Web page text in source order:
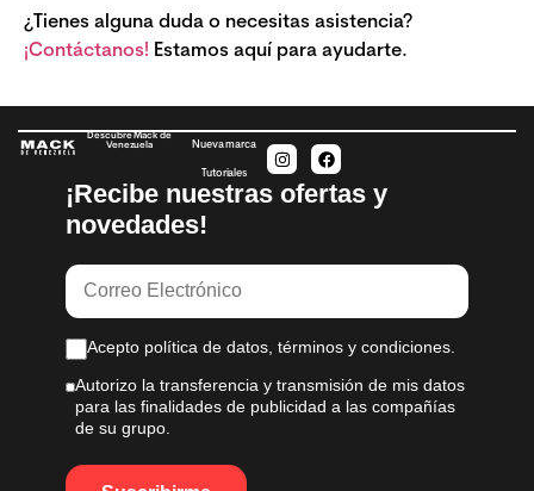
¿Tienes alguna duda o necesitas asistencia?
¡Contáctanos! Estamos aquí para ayudarte.
Descubre Mack de
Venezuela
Nueva marca
Tutoriales
¡Recibe nuestras ofertas y
novedades!
Acepto política de datos, términos y condiciones.
Autorizo la transferencia y transmisión de mis datos
para las finalidades de publicidad a las compañías
de su grupo.